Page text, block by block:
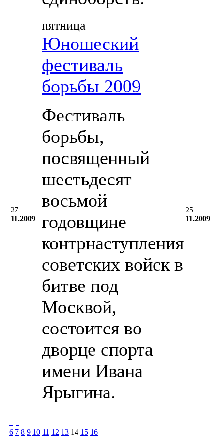
27
11.2009
пятница
Юношеский
фестиваль
борьбы 2009
Фестиваль
борьбы,
посвященный
шестьдесят
восьмой
годовщине
контрнаступления
советских войск в
битве под
Москвой,
состоится во
дворце спорта
имени Ивана
Ярыгина.
25
11.2009
6 7 8 9 10 11 12 13 14 15 16